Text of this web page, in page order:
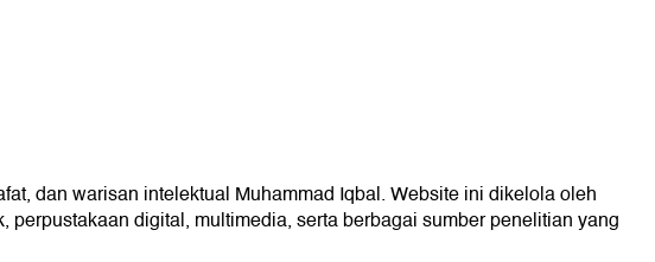
dan warisan intelektual Muhammad Iqbal. Website ini dikelola oleh
digital, multimedia, serta berbagai sumber penelitian yang